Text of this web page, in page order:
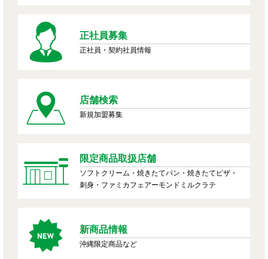
正社員募集
正社員・契約社員情報
店舗検索
新規加盟募集
限定商品取扱店舗
ソフトクリーム・焼きたてパン・焼きたてピザ・
刺身・ファミカフェアーモンドミルクラテ
新商品情報
沖縄限定商品など